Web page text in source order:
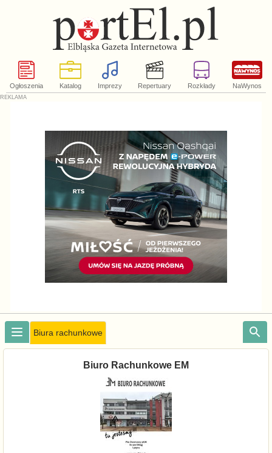
Ogłoszenia Katalog Imprezy Repertuary Rozkłady NaWynos
Biura rachunkowe
Biuro Rachunkowe EM